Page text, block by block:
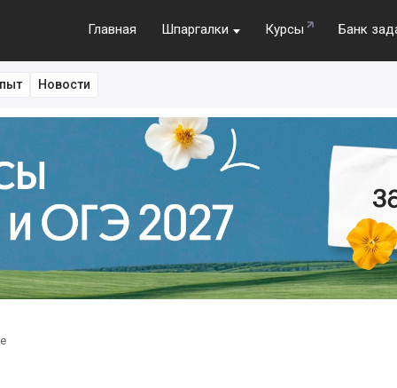
Главная Шпаргалки Курсы Банк
Новости